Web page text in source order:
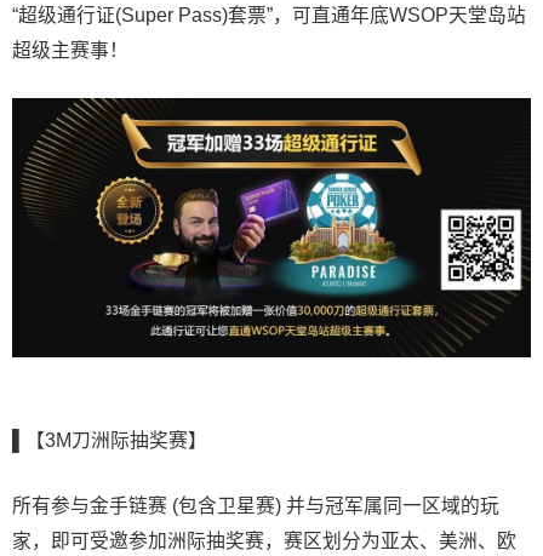
“超级通行证(Super Pass)套票”，可直通年底WSOP天堂岛站
超级主赛事！
▌【3M刀洲际抽奖赛】
所有参与金手链赛 (包含卫星赛) 并与冠军属同一区域的玩
家，即可受邀参加洲际抽奖赛，赛区划分为亚太、美洲、欧